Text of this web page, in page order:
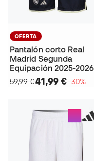
OFERTA
Pantalón corto Real
Madrid Segunda
Equipación 2025-2026
59,99 €41,99 €−30%